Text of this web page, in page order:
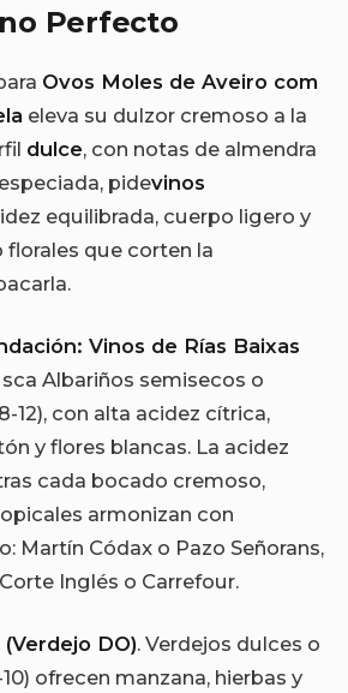
Perfecto
Ovos Moles de Aveiro com
eleva su dulzor cremoso a la
dulce, con notas de almendra
pidevinos
equilibrada, cuerpo ligero y
que corten la
Vinos de Rías Baixas
Albariños semisecos o
12), con alta acidez cítrica,
y flores blancas. La acidez
cada bocado cremoso,
armonizan con
Martín Códax o Pazo Señorans,
Inglés o Carrefour.
DO). Verdejos dulces o
ofrecen manzana, hierbas y